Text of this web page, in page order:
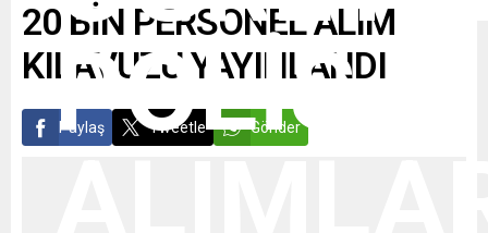
20 BİN PERSONEL ALIM
KILAVUZU YAYINLANDI
Paylaş Tweetle Gönder